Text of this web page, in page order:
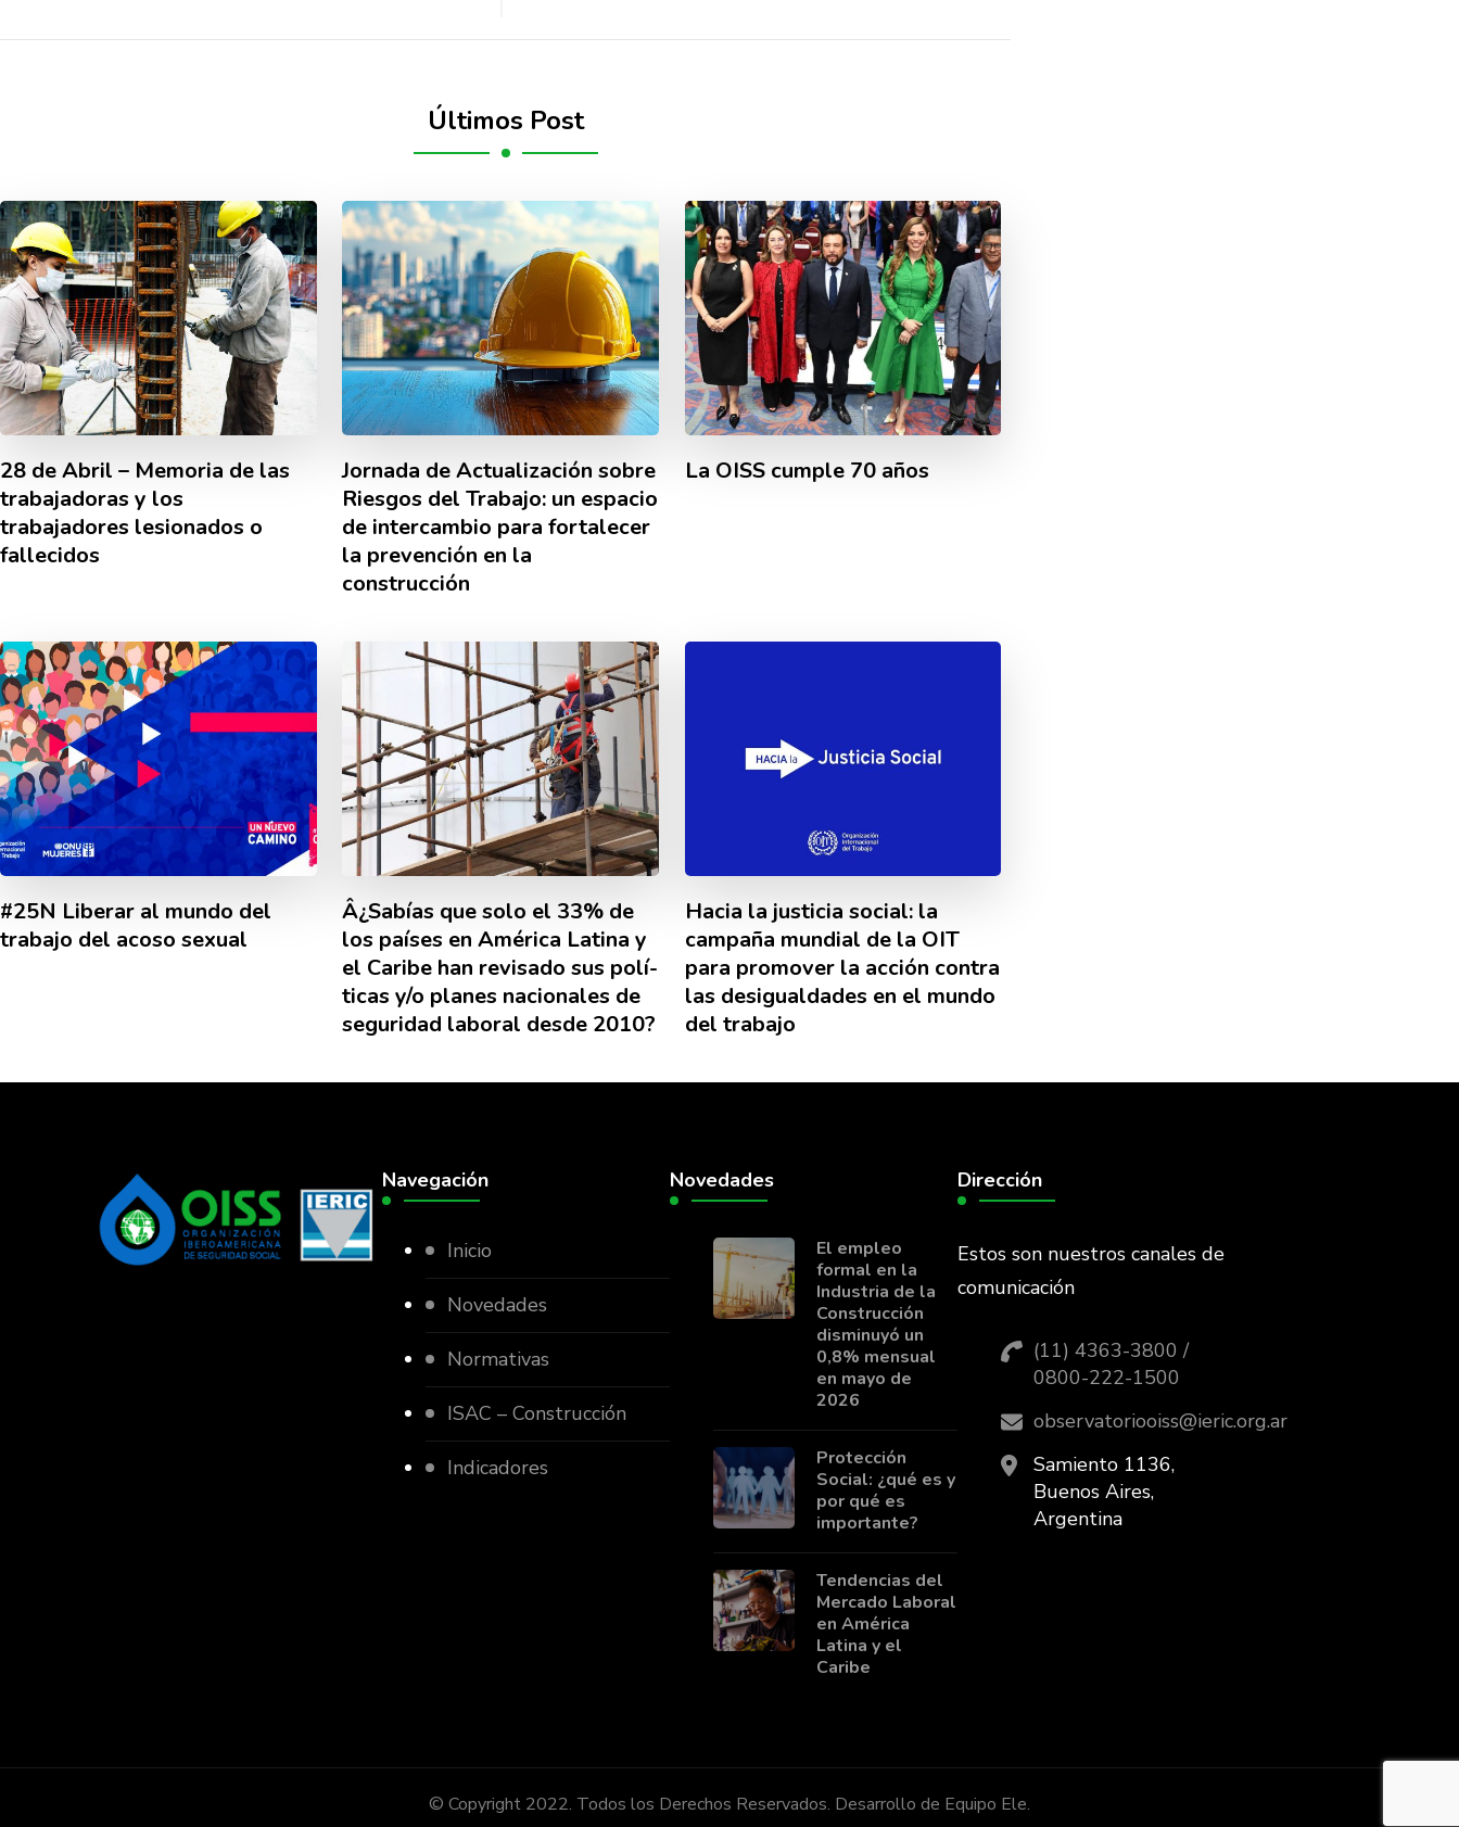
Últimos Post
28 de Abril – Memoria de las
trabajadoras y los
trabajadores lesionados o
fallecidos
Jornada de Actualización sobre
Riesgos del Trabajo: un espacio
de intercambio para fortalecer
la prevención en la
construcción
La OISS cumple 70 años
#25N Liberar al mundo del
trabajo del acoso sexual
Â¿Sabí­as que solo el 33% de
los paí­ses en América Latina y
el Caribe han revisado sus polí­
ticas y/o planes nacionales de
seguridad laboral desde 2010?
Hacia la justicia social: la
campaña mundial de la OIT
para promover la acción contra
las desigualdades en el mundo
del trabajo
Navegación
Inicio
Novedades
Normativas
ISAC – Construcción
Indicadores
Novedades
El empleo
formal en la
Industria de la
Construcción
disminuyó un
0,8% mensual
en mayo de
2026
Protección
Social: ¿qué es y
por qué es
importante?
Tendencias del
Mercado Laboral
en América
Latina y el
Caribe
Dirección
Estos son nuestros canales de
comunicación
(11) 4363-3800 /
0800-222-1500
observatoriooiss@ieric.org.ar
Samiento 1136,
Buenos Aires,
Argentina
© Copyright 2022. Todos los Derechos Reservados. Desarrollo de Equipo Ele.